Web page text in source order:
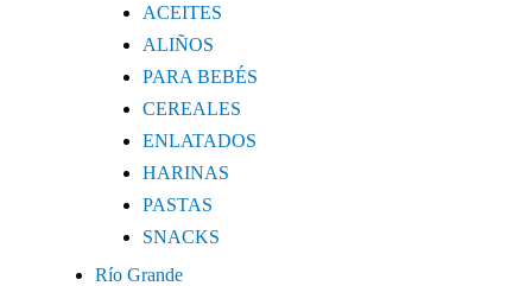
ACEITES
ALIÑOS
PARA BEBÉS
CEREALES
ENLATADOS
HARINAS
PASTAS
SNACKS
Río Grande